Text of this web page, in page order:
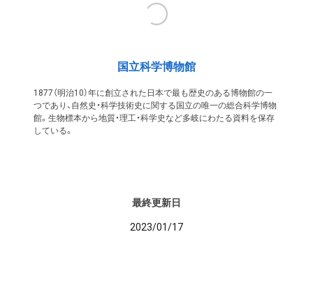
国立科学博物館
1877（明治10）年に創立された日本で最も歴史のある博物館の一
つであり、自然史・科学技術史に関する国立の唯一の総合科学博物
館。生物標本から地質・理工・科学史など多岐にわたる資料を保存
している。
最終更新日
2023/01/17